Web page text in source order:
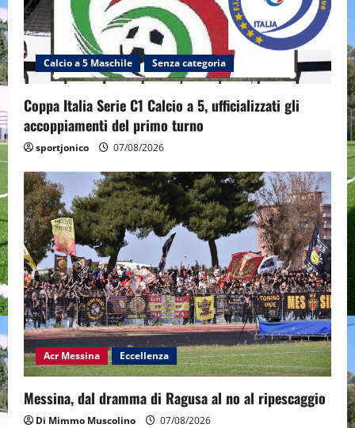
Calcio a 5 Maschile Senza categoria
Coppa Italia Serie C1 Calcio a 5, ufficializzati gli
accoppiamenti del primo turno
sportjonico 07/08/2026
Acr Messina Eccellenza
Messina, dal dramma di Ragusa al no al ripescaggio
Di Mimmo Muscolino 07/08/2026